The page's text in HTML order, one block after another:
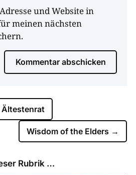
und Website in
meinen nächsten
Kommentar abschicken
Ältestenrat
Wisdom of the Elders →
Rubrik …